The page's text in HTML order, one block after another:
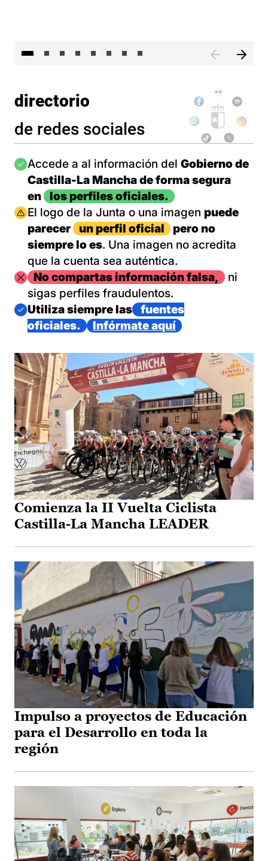
directorio
de redes sociales
Imagen
Accede a al información del Gobierno de
Castilla-La Mancha de forma segura
en
los perfiles oficiales.
Imagen
El logo de la Junta o una imagen puede
parecer
un perfil oficial
pero no
siempre lo es. Una imagen no acredita
que la cuenta sea auténtica.
ImagenNo compartas información falsa,
ni
sigas perfiles fraudulentos.
Imagen
Utiliza siempre las
fuentes
oficiales.
Infórmate aquí
Comienza la II Vuelta Ciclista
Castilla-La Mancha LEADER
Impulso a proyectos de Educación
para el Desarrollo en toda la
región